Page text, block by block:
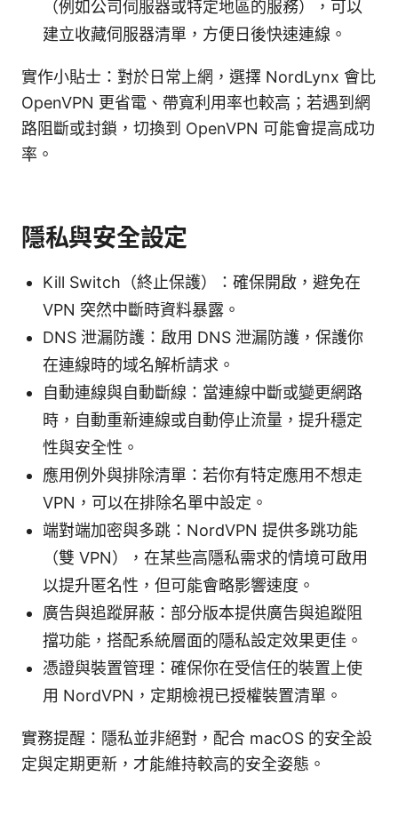
（例如公司伺服器或特定地區的服務），可以
建立收藏伺服器清單，方便日後快速連線。
實作小貼士：對於日常上網，選擇 NordLynx 會比
OpenVPN 更省電、帶寬利用率也較高；若遇到網
路阻斷或封鎖，切換到 OpenVPN 可能會提高成功
率。
隱私與安全設定
Kill Switch（終止保護）：確保開啟，避免在
VPN 突然中斷時資料暴露。
DNS 泄漏防護：啟用 DNS 泄漏防護，保護你
在連線時的域名解析請求。
自動連線與自動斷線：當連線中斷或變更網路
時，自動重新連線或自動停止流量，提升穩定
性與安全性。
應用例外與排除清單：若你有特定應用不想走
VPN，可以在排除名單中設定。
端對端加密與多跳：NordVPN 提供多跳功能
（雙 VPN），在某些高隱私需求的情境可啟用
以提升匿名性，但可能會略影響速度。
廣告與追蹤屏蔽：部分版本提供廣告與追蹤阻
擋功能，搭配系統層面的隱私設定效果更佳。
憑證與裝置管理：確保你在受信任的裝置上使
用 NordVPN，定期檢視已授權裝置清單。
實務提醒：隱私並非絕對，配合 macOS 的安全設
定與定期更新，才能維持較高的安全姿態。